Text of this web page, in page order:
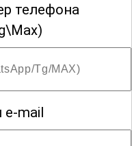
телефона
e-mail